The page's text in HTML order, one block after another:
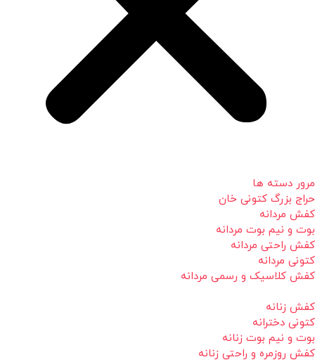
مرور دسته ها
حراج بزرگ کتونی خان
کفش مردانه
بوت و نیم بوت مردانه
کفش راحتی مردانه
کتونی مردانه
کفش کلاسیک و رسمی مردانه
کفش زنانه
کتونی دخترانه
بوت و نیم بوت زنانه
کفش روزمره و راحتی زنانه